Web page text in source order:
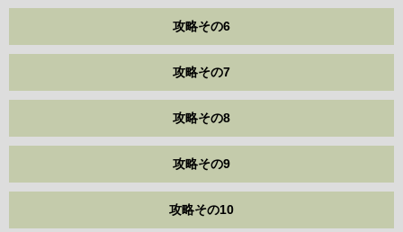
攻略その6
攻略その7
攻略その8
攻略その9
攻略その10